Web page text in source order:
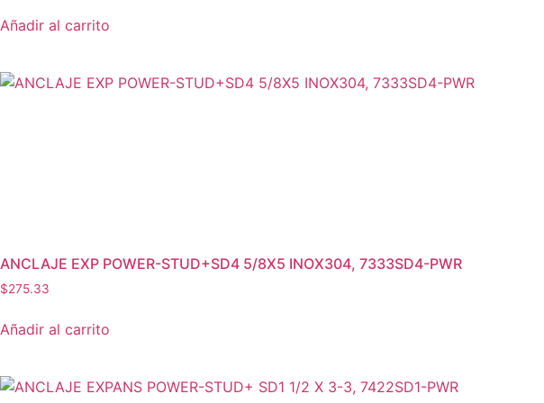
Añadir al carrito
ANCLAJE EXP POWER-STUD+SD4 5/8X5 INOX304, 7333SD4-PWR
$275.33
Añadir al carrito